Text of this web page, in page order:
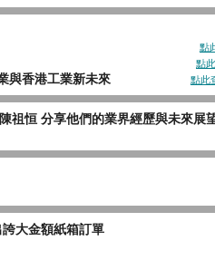
作報告
點
總領事交流 點
紡織業與香港工業新未來 點此
祖恒 分享他們的業界經歷與未來展
大金額紙箱訂單